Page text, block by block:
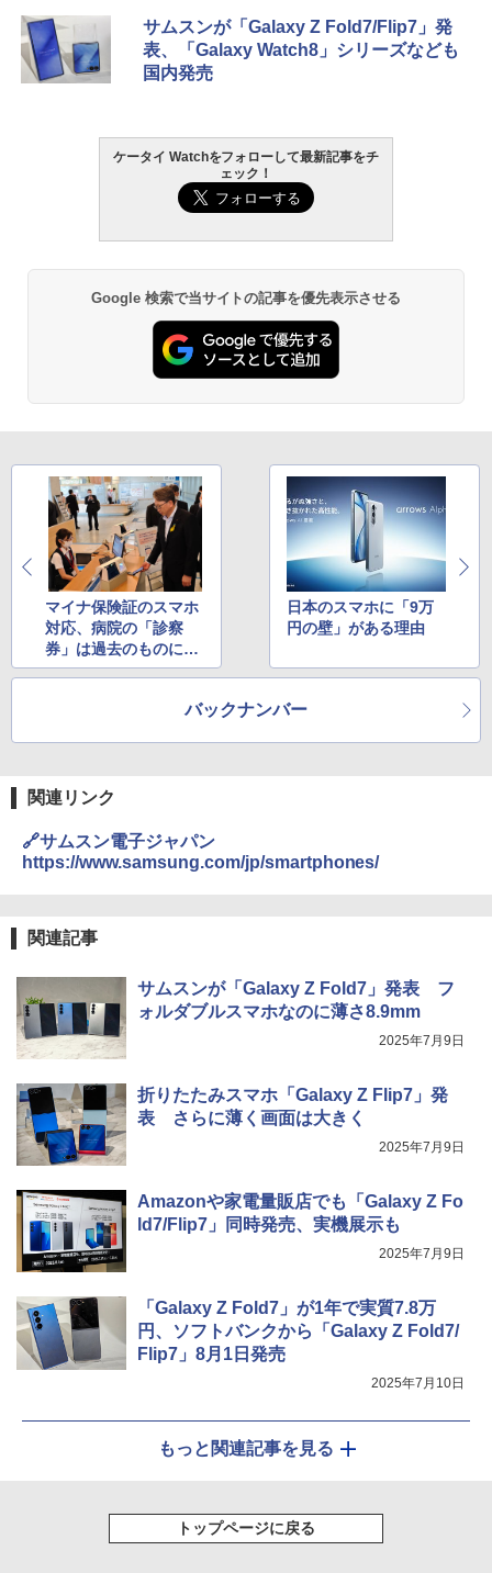
サムスンが「Galaxy Z Fold7/Flip7」発
表、「Galaxy Watch8」シリーズなども
国内発売
ケータイ Watchをフォローして最新記事をチ
ェック！
Google 検索で当サイトの記事を優先表示させる
マイナ保険証のスマホ
対応、病院の「診察
券」は過去のものにな
るか
日本のスマホに「9万
円の壁」がある理由
バックナンバー
関連リンク
🔗サムスン電子ジャパン
https://www.samsung.com/jp/smartphones/
関連記事
サムスンが「Galaxy Z Fold7」発表 フ
ォルダブルスマホなのに薄さ8.9mm
2025年7月9日
折りたたみスマホ「Galaxy Z Flip7」発
表 さらに薄く画面は大きく
2025年7月9日
Amazonや家電量販店でも「Galaxy Z Fo
ld7/Flip7」同時発売、実機展示も
2025年7月9日
「Galaxy Z Fold7」が1年で実質7.8万
円、ソフトバンクから「Galaxy Z Fold7/
Flip7」8月1日発売
2025年7月10日
もっと関連記事を見る
トップページに戻る